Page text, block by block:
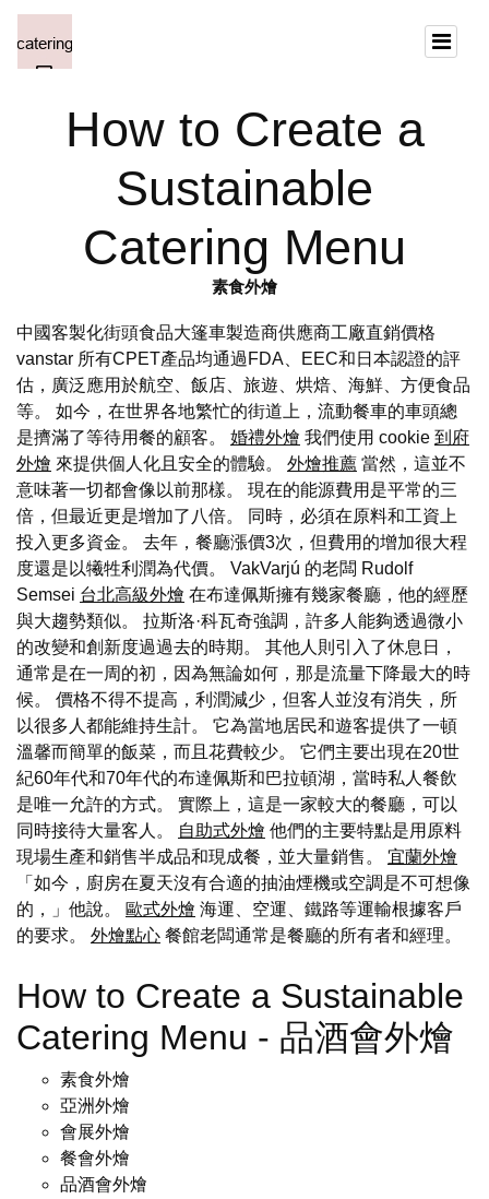
How to Create a
Sustainable
Catering Menu
素食外燴
中國客製化街頭食品大篷車製造商供應商工廠直銷價格
vanstar 所有CPET產品均通過FDA、EEC和日本認證的評
估，廣泛應用於航空、飯店、旅遊、烘焙、海鮮、方便食品
等。 如今，在世界各地繁忙的街道上，流動餐車的車頭總
是擠滿了等待用餐的顧客。 婚禮外燴 我們使用 cookie 到府
外燴 來提供個人化且安全的體驗。 外燴推薦 當然，這並不
意味著一切都會像以前那樣。 現在的能源費用是平常的三
倍，但最近更是增加了八倍。 同時，必須在原料和工資上
投入更多資金。 去年，餐廳漲價3次，但費用的增加很大程
度還是以犧牲利潤為代價。 VakVarjú 的老闆 Rudolf
Semsei 台北高級外燴 在布達佩斯擁有幾家餐廳，他的經歷
與大趨勢類似。 拉斯洛·科瓦奇強調，許多人能夠透過微小
的改變和創新度過過去的時期。 其他人則引入了休息日，
通常是在一周的初，因為無論如何，那是流量下降最大的時
候。 價格不得不提高，利潤減少，但客人並沒有消失，所
以很多人都能維持生計。 它為當地居民和遊客提供了一頓
溫馨而簡單的飯菜，而且花費較少。 它們主要出現在20世
紀60年代和70年代的布達佩斯和巴拉頓湖，當時私人餐飲
是唯一允許的方式。 實際上，這是一家較大的餐廳，可以
同時接待大量客人。
自助式外燴 他們的主要特點是用原料
現場生產和銷售半成品和現成餐，並大量銷售。 宜蘭外燴
「如今，廚房在夏天沒有合適的抽油煙機或空調是不可想像
的，」他說。
歐式外燴 海運、空運、鐵路等運輸根據客戶
的要求。 外燴點心 餐館老闆通常是餐廳的所有者和經理。
How to Create a Sustainable
Catering Menu - 品酒會外燴
素食外燴
亞洲外燴
會展外燴
餐會外燴
品酒會外燴